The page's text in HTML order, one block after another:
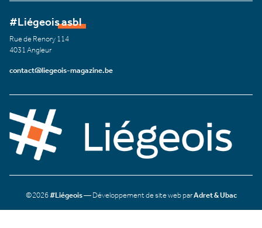
#Liégeois asbl
Rue de Renory 114
4031 Angleur
contact@liegeois-magazine.be
©2026#Liégeois— Développement de site web parAdret & Ubac